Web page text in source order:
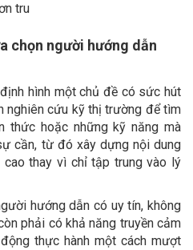
tru
chọn người hướng dẫn
hình một chủ đề có sức hút
nghiên cứu kỹ thị trường để tìm
thức hoặc những kỹ năng mà
cần, từ đó xây dựng nội dung
thay vì chỉ tập trung vào lý
hướng dẫn có uy tín, không
phải có khả năng truyền cảm
thực hành một cách mượt